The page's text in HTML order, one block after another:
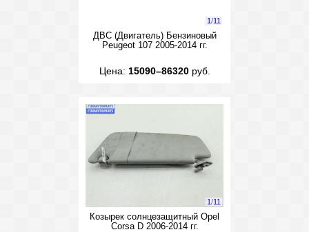
1/11
ДВС (Двигатель) Бензиновый
Peugeot 107 2005-2014 гг.
Цена: 15090–86320руб.
1/11
Козырек солнцезащитный Opel
Corsa D 2006-2014 гг.